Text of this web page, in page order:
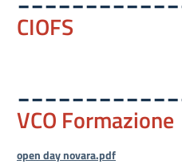
CIOFS
VCO Formazione
open day novara.pdf